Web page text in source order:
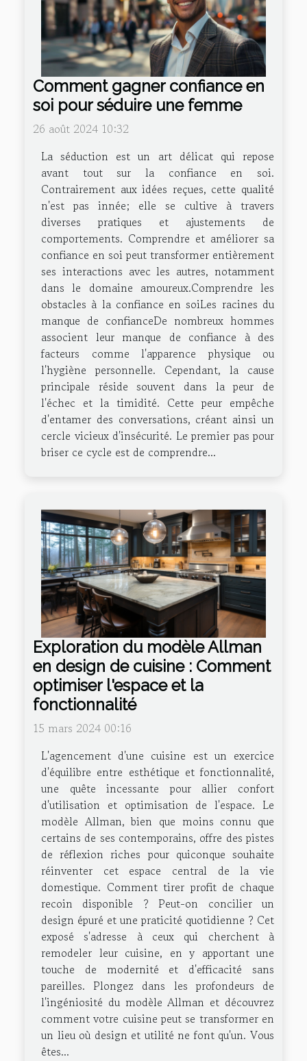
Comment gagner confiance en
soi pour séduire une femme
26 août 2024 10:32
La séduction est un art délicat qui repose
avant tout sur la confiance en soi.
Contrairement aux idées reçues, cette qualité
n'est pas innée; elle se cultive à travers
diverses pratiques et ajustements de
comportements. Comprendre et améliorer sa
confiance en soi peut transformer entièrement
ses interactions avec les autres, notamment
dans le domaine amoureux.Comprendre les
obstacles à la confiance en soiLes racines du
manque de confianceDe nombreux hommes
associent leur manque de confiance à des
facteurs comme l'apparence physique ou
l'hygiène personnelle. Cependant, la cause
principale réside souvent dans la peur de
l'échec et la timidité. Cette peur empêche
d'entamer des conversations, créant ainsi un
cercle vicieux d'insécurité. Le premier pas pour
briser ce cycle est de comprendre...
Exploration du modèle Allman
en design de cuisine : Comment
optimiser l'espace et la
fonctionnalité
15 mars 2024 00:16
L'agencement d'une cuisine est un exercice
d'équilibre entre esthétique et fonctionnalité,
une quête incessante pour allier confort
d'utilisation et optimisation de l'espace. Le
modèle Allman, bien que moins connu que
certains de ses contemporains, offre des pistes
de réflexion riches pour quiconque souhaite
réinventer cet espace central de la vie
domestique. Comment tirer profit de chaque
recoin disponible ? Peut-on concilier un
design épuré et une praticité quotidienne ? Cet
exposé s'adresse à ceux qui cherchent à
remodeler leur cuisine, en y apportant une
touche de modernité et d'efficacité sans
pareilles. Plongez dans les profondeurs de
l'ingéniosité du modèle Allman et découvrez
comment votre cuisine peut se transformer en
un lieu où design et utilité ne font qu'un. Vous
êtes...